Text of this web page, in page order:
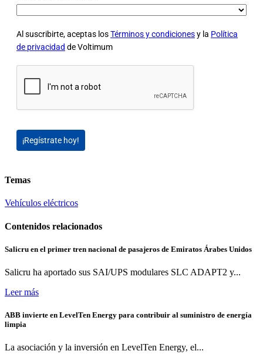
Al suscribirte, aceptas losTérminos y condicionesy la Política
de privacidad de Voltimum
¡Regístrate hoy!
Temas
Vehículos eléctricos
Contenidos relacionados
Salicru en el primer tren nacional de pasajeros de Emiratos Árabes Unidos
Salicru ha aportado sus SAI/UPS modulares SLC ADAPT2 y...
Leer más
ABB invierte en LevelTen Energy para contribuir al suministro de energía
limpia
La asociación y la inversión en LevelTen Energy, el...